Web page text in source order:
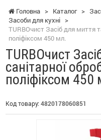
Головна > Каталог >
Засоби для кухні >
TURBOчист Засіб для миття
поліфіксом 450 мл.
TURBOчист
санітарної
поліфіксом 450
Код товару: 4820178060851